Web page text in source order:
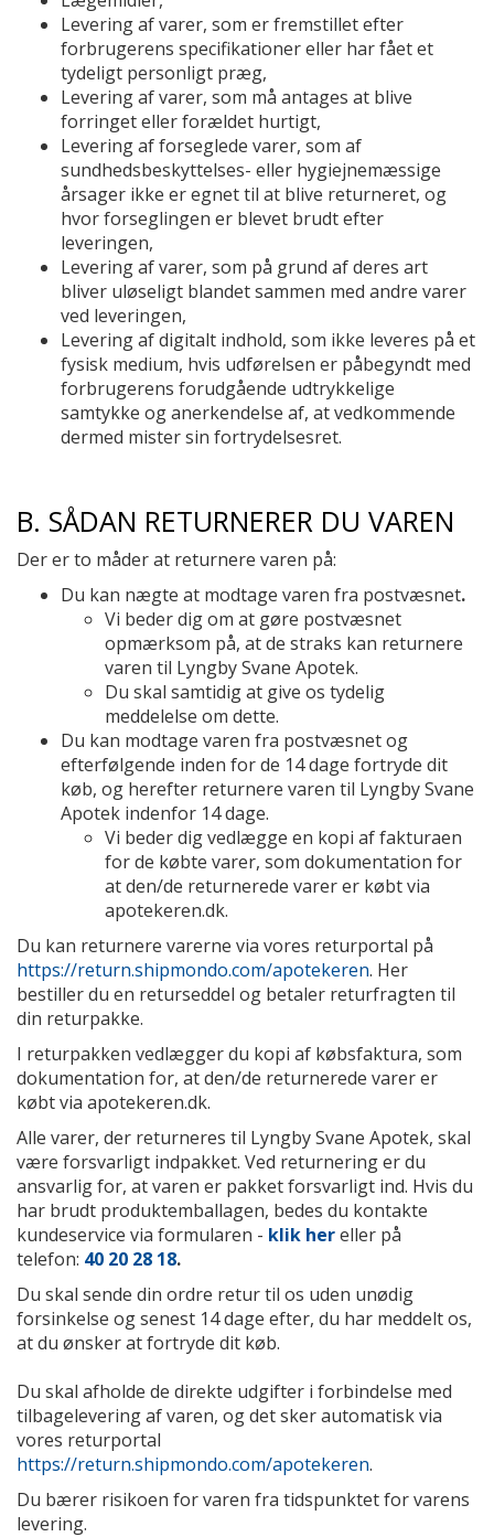
Levering af varer, som er fremstillet efter
forbrugerens specifikationer eller har fået et
tydeligt personligt præg,
Levering af varer, som må antages at blive
forringet eller forældet hurtigt,
Levering af forseglede varer, som af
sundhedsbeskyttelses- eller hygiejnemæssige
årsager ikke er egnet til at blive returneret, og
hvor forseglingen er blevet brudt efter
leveringen,
Levering af varer, som på grund af deres art
bliver uløseligt blandet sammen med andre varer
ved leveringen,
Levering af digitalt indhold, som ikke leveres på et
fysisk medium, hvis udførelsen er påbegyndt med
forbrugerens forudgående udtrykkelige
samtykke og anerkendelse af, at vedkommende
dermed mister sin fortrydelsesret.
B. SÅDAN RETURNERER DU VAREN
Der er to måder at returnere varen på:
Du kan nægte at modtage varen fra postvæsnet.
Vi beder dig om at gøre postvæsnet
opmærksom på, at de straks kan returnere
varen til Lyngby Svane Apotek.
Du skal samtidig at give os tydelig
meddelelse om dette.
Du kan modtage varen fra postvæsnet og
efterfølgende inden for de 14 dage fortryde dit
køb, og herefter returnere varen til Lyngby Svane
Apotek indenfor 14 dage.
Vi beder dig vedlægge en kopi af fakturaen
for de købte varer, som dokumentation for
at den/de returnerede varer er købt via
apotekeren.dk.
Du kan returnere varerne via vores returportal på
https://return.shipmondo.com/apotekeren. Her
bestiller du en returseddel og betaler returfragten til
din returpakke.
I returpakken vedlægger du kopi af købsfaktura, som
dokumentation for, at den/de returnerede varer er
købt via apotekeren.dk.
Alle varer, der returneres til Lyngby Svane Apotek, skal
være forsvarligt indpakket. Ved returnering er du
ansvarlig for, at varen er pakket forsvarligt ind. Hvis du
har brudt produktemballagen, bedes du kontakte
kundeservice via formularen - klik hereller på
telefon: 40 20 28 18.
Du skal sende din ordre retur til os uden unødig
forsinkelse og senest 14 dage efter, du har meddelt os,
at du ønsker at fortryde dit køb.
Du skal afholde de direkte udgifter i forbindelse med
tilbagelevering af varen, og det sker automatisk via
vores returportal
https://return.shipmondo.com/apotekeren.
Du bærer risikoen for varen fra tidspunktet for varens
levering.